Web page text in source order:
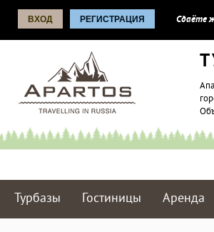
ВХОД РЕГИСТРАЦИЯ Сдаёте
Турбазы Гостиницы Аренда